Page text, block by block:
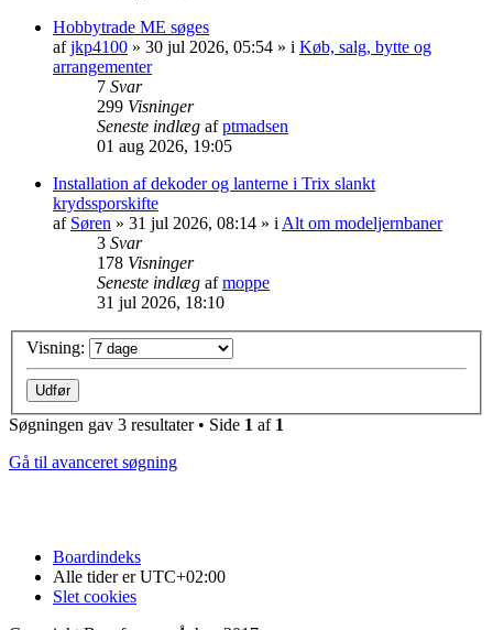
Hobbytrade ME søges
afjkp4100 » 30 jul 2026, 05:54 » i Køb, salg, bytte og
arrangementer
7 Svar
299 Visninger
Seneste indlæg afptmadsen
01 aug 2026, 19:05
Installation af dekoder og lanterne i Trix slankt
krydssporskifte
af Søren » 31 jul 2026, 08:14 » i Alt om modeljernbaner
3 Svar
178 Visninger
Seneste indlæg afmoppe
31 jul 2026, 18:10
Visning:
Søgningen gav 3 resultater • Side 1 af 1
Gå til avanceret søgning
Boardindeks
Alle tider erUTC+02:00
Slet cookies